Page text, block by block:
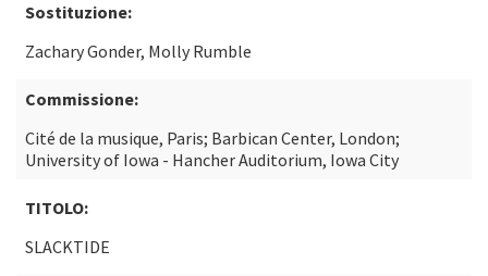
Sostituzione:
Zachary Gonder, Molly Rumble
Commissione:
Cité de la musique, Paris; Barbican Center, London;
University of Iowa - Hancher Auditorium, Iowa City
TITOLO:
SLACKTIDE